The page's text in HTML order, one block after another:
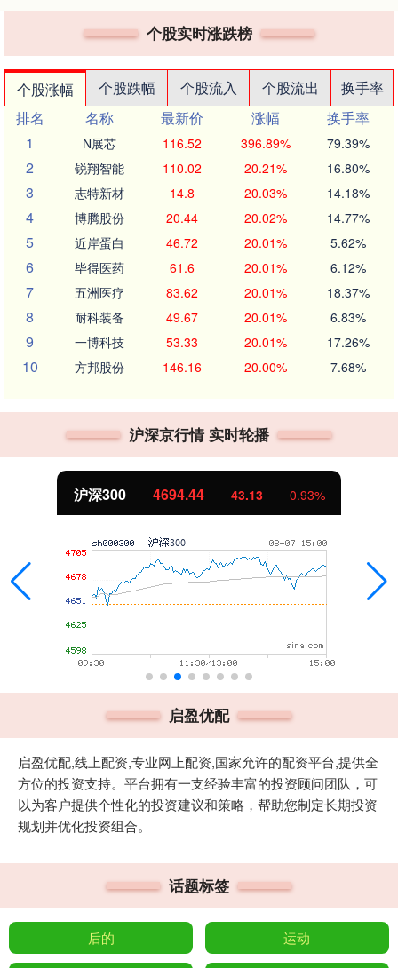
个股实时涨跌榜
个股涨幅 个股跌幅 个股流入 个股流出
换手率
排名
名称 最新价 涨幅
换手率
1
N展芯 116.52 396.89% 79.39%
2 锐翔智能 110.02 20.21% 16.80%
3 志特新材 14.8 20.03% 14.18%
4 博腾股份 20.44 20.02% 14.77%
5 近岸蛋白 46.72 20.01% 5.62%
6 毕得医药 61.6 20.01% 6.12%
7 五洲医疗 83.62 20.01% 18.37%
8 耐科装备 49.67 20.01% 6.83%
9 一博科技 53.33 20.01% 17.26%
10 方邦股份 146.16 20.00% 7.68%
沪深京行情 实时轮播
沪深300 4694.44 43.13 0.93%
启盈优配
启盈优配,线上配资,专业网上配资,国家允许的配资平台,提供全
方位的投资支持。平台拥有一支经验丰富的投资顾问团队，可
以为客户提供个性化的投资建议和策略，帮助您制定长期投资
规划并优化投资组合。
话题标签
后的 运动